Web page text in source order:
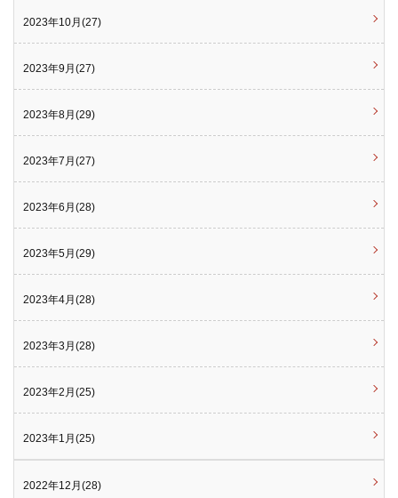
2023年10月(27)
2023年9月(27)
2023年8月(29)
2023年7月(27)
2023年6月(28)
2023年5月(29)
2023年4月(28)
2023年3月(28)
2023年2月(25)
2023年1月(25)
2022年12月(28)